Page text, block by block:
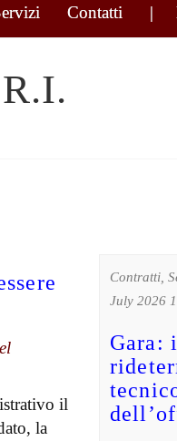
Contatti |
il
la
Contratti,
July 2026
Gara: